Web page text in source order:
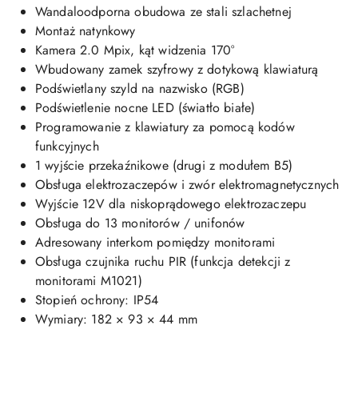
Wandaloodporna obudowa ze stali szlachetnej
Montaż natynkowy
Kamera 2.0 Mpix, kąt widzenia 170°
Wbudowany zamek szyfrowy z dotykową klawiaturą
Podświetlany szyld na nazwisko (RGB)
Podświetlenie nocne LED (światło białe)
Programowanie z klawiatury za pomocą kodów
funkcyjnych
1 wyjście przekaźnikowe (drugi z modułem B5)
Obsługa elektrozaczepów i zwór elektromagnetycznych
Wyjście 12V dla niskoprądowego elektrozaczepu
Obsługa do 13 monitorów / unifonów
Adresowany interkom pomiędzy monitorami
Obsługa czujnika ruchu PIR (funkcja detekcji z
monitorami M1021)
Stopień ochrony: IP54
Wymiary: 182 × 93 × 44 mm